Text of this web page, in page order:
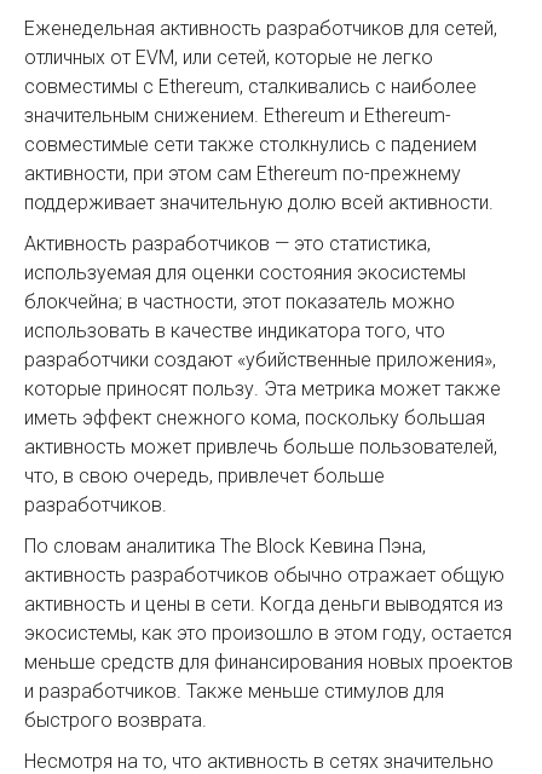
Еженедельная активность разработчиков для сетей,
отличных от EVM, или сетей, которые не легко
совместимы с Ethereum, сталкивались с наиболее
значительным снижением. Ethereum и Ethereum-
совместимые сети также столкнулись с падением
активности, при этом сам Ethereum по-прежнему
поддерживает значительную долю всей активности.
Активность разработчиков — это статистика,
используемая для оценки состояния экосистемы
блокчейна; в частности, этот показатель можно
использовать в качестве индикатора того, что
разработчики создают «убийственные приложения»,
которые приносят пользу. Эта метрика может также
иметь эффект снежного кома, поскольку большая
активность может привлечь больше пользователей,
что, в свою очередь, привлечет больше
разработчиков.
По словам аналитика The Block Кевина Пэна,
активность разработчиков обычно отражает общую
активность и цены в сети. Когда деньги выводятся из
экосистемы, как это произошло в этом году, остается
меньше средств для финансирования новых проектов
и разработчиков. Также меньше стимулов для
быстрого возврата.
Несмотря на то, что активность в сетях значительно